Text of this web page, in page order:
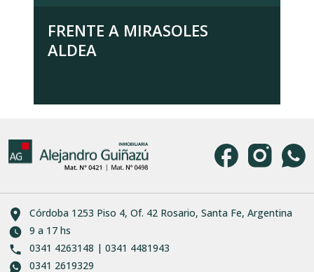
FRENTE A MIRASOLES
ALDEA
Córdoba 1253 Piso 4, Of. 42 Rosario, Santa Fe, Argentina
9 a 17 hs
0341 4263148 | 0341 4481943
0341 2619329